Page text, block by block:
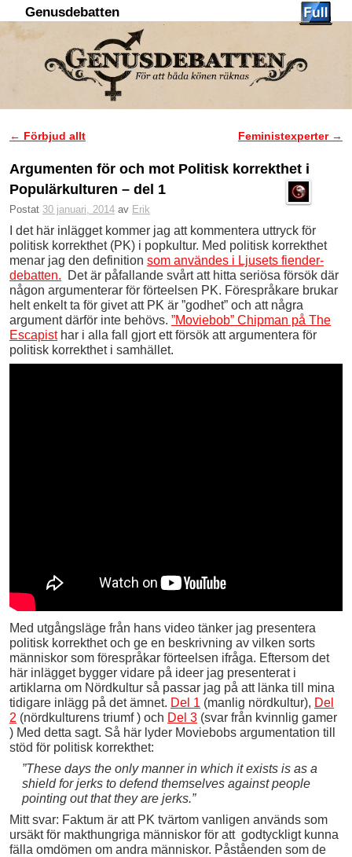
Genusdebatten
Inläggsnavigering
← Förbjud allt Feministexperter →
Argumenten för och mot Politisk korrekthet i
Populärkulturen – del 1
Postat 30 januari, 2014 av Erik
I det här inlägget kommer jag att kommentera uttryck för
politisk korrekthet (PK) i popkultur. Med politisk korrekthet
menar jag den definition som användes i Ljusets fiender-
debatten. Det är påfallande svårt att hitta seriösa försök där
någon argumenterar för förteelsen PK. Förespråkare brukar
helt enkelt ta för givet att PK är ”godhet” och att några
argument därför inte behövs. ”Moviebob” Chipman på The
Escapisthar i alla fall gjort ett försök att argumentera för
politisk korrekthet i samhället.
Med utgångsläge från hans video tänker jag presentera
politisk korrekthet och ge en beskrivning av vilken sorts
människor som förespråkar förteelsen ifråga. Eftersom det
här inlägget bygger vidare på ideer jag presenterat i
artiklarna om Nördkultur så passar jag på att länka till mina
tidigare inlägg på det ämnet. Del 1 (manlig nördkultur), Del
2 (nördkulturens triumf ) och Del 3 (svar från kvinnlig gamer
) Med detta sagt. Så här lyder Moviebobs argumentation till
stöd för politisk korrekthet:
”These days the only manner in which itexists is as a
shield for jerks to defend themselves against people
pointing out that they are jerks.”
Mitt svar: Faktum är att PK tvärtom vanligen används som
ursäkt för makthungriga människor för att godtyckligt kunna
fälla omdömen om andra människor. Påståenden som de